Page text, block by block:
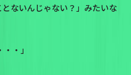
ないんじゃない？」みたいな
・」